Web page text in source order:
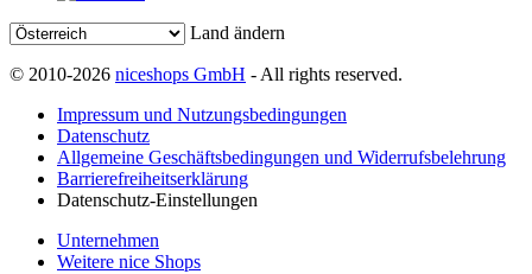
Land ändern
© 2010-2026 niceshops GmbH - All rights reserved.
Impressum und Nutzungsbedingungen
Datenschutz
Allgemeine Geschäftsbedingungen und Widerrufsbelehrung
Barrierefreiheitserklärung
Datenschutz-Einstellungen
Unternehmen
Weitere nice Shops